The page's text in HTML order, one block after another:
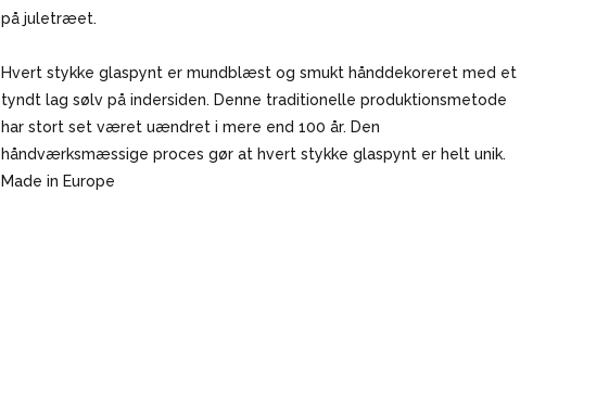
på juletræet.
Hvert stykke glaspynt er mundblæst og smukt hånddekoreret med et
tyndt lag sølv på indersiden. Denne traditionelle produktionsmetode
har stort set været uændret i mere end 100 år. Den
håndværksmæssige proces gør at hvert stykke glaspynt er helt unik.
Made in Europe